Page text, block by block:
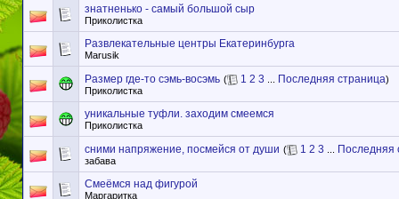
знатненько - самый большой сыр
Приколистка
Развлекательные центры Екатеринбурга
Marusik
Размер где-то сэмь-восэмь ( 1 2 3 Последняя страница)
Приколистка
уникальные туфли. заходим смеемся
Приколистка
сними напряжение, посмейся от души ( 1 2 3 Последняя
забава
Смеёмся над фигурой
Маргаритка